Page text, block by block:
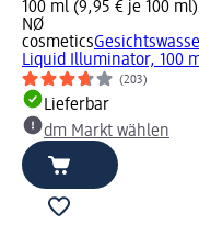
100 ml (9,95 € je 100 ml)
NØ
cosmetics
Liquid Illuminator, 100
(203)
Lieferbar
dm Markt wählen